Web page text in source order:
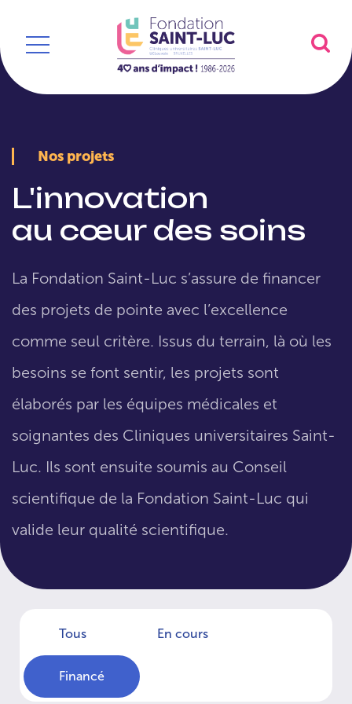
Nos projets
L'innovation
au cœur des soins
La Fondation Saint-Luc s’assure de financer
des projets de pointe avec l’excellence
comme seul critère. Issus du terrain, là où les
besoins se font sentir, les projets sont
élaborés par les équipes médicales et
soignantes des Cliniques universitaires Saint-
Luc. Ils sont ensuite soumis au Conseil
scientifique de la Fondation Saint-Luc qui
valide leur qualité scientifique.
Tous En cours
Financé